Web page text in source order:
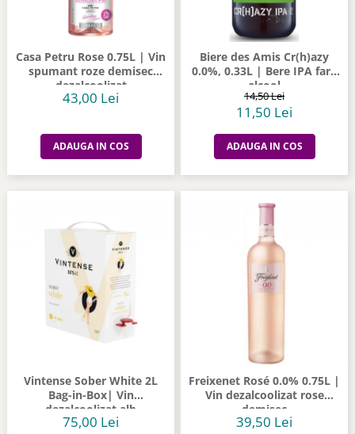
Casa Petru Rose 0.75L | Vin
spumant roze demisec
dezalcoolizat
43,00 Lei
ADAUGA IN COS
Biere des Amis Cr(h)azy
0.0%, 0.33L | Bere IPA fara
alcool
14,50 Lei
11,50 Lei
ADAUGA IN COS
Vintense Sober White 2L
Bag-in-Box| Vin
dezalcoolizat alb
75,00 Lei
Freixenet Rosé 0.0% 0.75L |
Vin dezalcoolizat rose
demisec
39,50 Lei